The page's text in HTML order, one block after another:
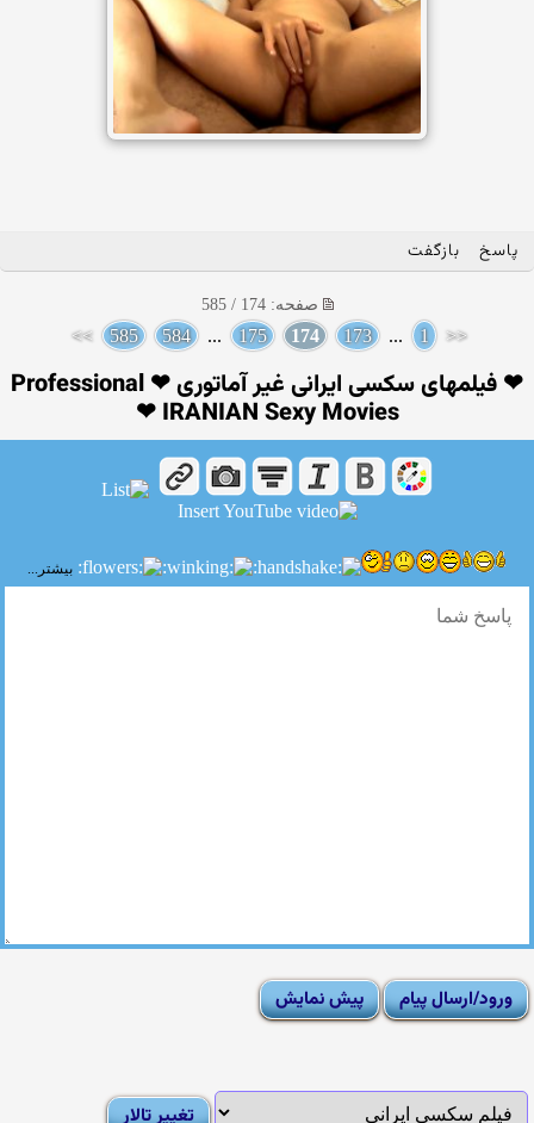
پاسخ بازگفت
صفحه: 174 / 585
<<
1
...
173
174
175
...
584
585
>>
❤ فیلمهای سکسی ایرانی غیر آماتوری ❤ Professional
IRANIAN Sexy Movies ❤
بیشتر...